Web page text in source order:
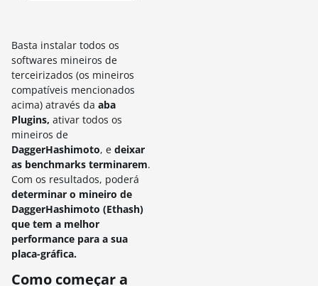
Basta instalar todos os
softwares mineiros de
terceirizados (os mineiros
compatíveis mencionados
acima) através da aba
Plugins, ativar todos os
mineiros de
DaggerHashimoto, e deixar
as benchmarks terminarem.
Com os resultados, poderá
determinar o mineiro de
DaggerHashimoto (Ethash)
que tem a melhor
performance para a sua
placa-gráfica.
Como começar a